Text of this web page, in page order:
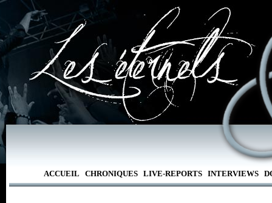
ACCUEIL CHRONIQUES LIVE-REPORTS INTERVIEWS